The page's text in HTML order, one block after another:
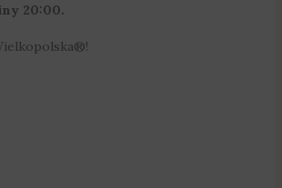
20:00.